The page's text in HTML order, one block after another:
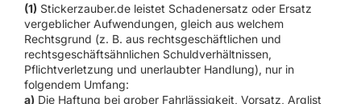
(1) Stickerzauber.de leistet Schadenersatz oder Ersatz
vergeblicher Aufwendungen, gleich aus welchem
Rechtsgrund (z. B. aus rechtsgeschäftlichen und
rechtsgeschäftsähnlichen Schuldverhältnissen,
Pflichtverletzung und unerlaubter Handlung), nur in
folgendem Umfang:
a) Die Haftung bei grober Fahrlässigkeit, Vorsatz, Arglist